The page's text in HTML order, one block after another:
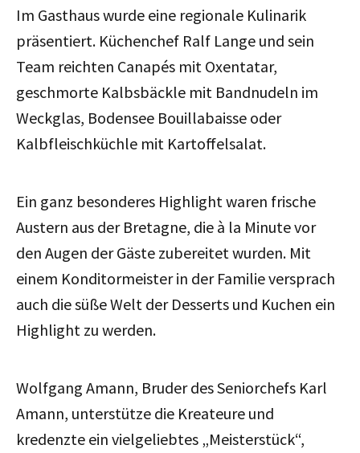
Im Gasthaus wurde eine regionale Kulinarik
präsentiert. Küchenchef Ralf Lange und sein
Team reichten Canapés mit Oxentatar,
geschmorte Kalbsbäckle mit Bandnudeln im
Weckglas, Bodensee Bouillabaisse oder
Kalbfleischküchle mit Kartoffelsalat.
Ein ganz besonderes Highlight waren frische
Austern aus der Bretagne, die à la Minute vor
den Augen der Gäste zubereitet wurden. Mit
einem Konditormeister in der Familie versprach
auch die süße Welt der Desserts und Kuchen ein
Highlight zu werden.
Wolfgang Amann, Bruder des Seniorchefs Karl
Amann, unterstütze die Kreateure und
kredenzte ein vielgeliebtes „Meisterstück“,